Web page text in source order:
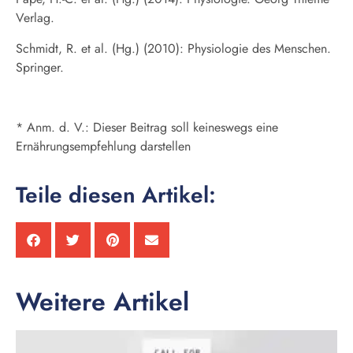
Verlag.
Schmidt, R. et al. (Hg.) (2010): Physiologie des Menschen.
Springer.
* Anm. d. V.: Dieser Beitrag soll keineswegs eine
Ernährungsempfehlung darstellen
Teile diesen Artikel:
Weitere Artikel